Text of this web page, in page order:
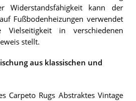
Widerstandsfähigkeit kann der
Fußbodenheizungen verwendet
in verschiedenen
stellt.
aus klassischen und
Carpeto Rugs Abstraktes Vintage